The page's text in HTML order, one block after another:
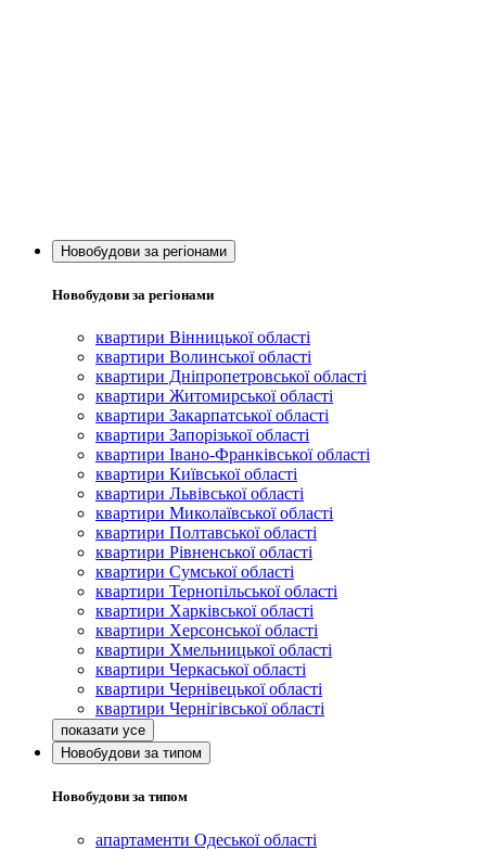
Новобудови за регіонами
Новобудови за регіонами
квартири Вінницької області
квартири Волинської області
квартири Дніпропетровської області
квартири Житомирської області
квартири Закарпатської області
квартири Запорізької області
квартири Івано-Франківської області
квартири Київської області
квартири Львівської області
квартири Миколаївської області
квартири Полтавської області
квартири Рівненської області
квартири Сумської області
квартири Тернопільської області
квартири Харківської області
квартири Херсонської області
квартири Хмельницької області
квартири Черкаської області
квартири Чернівецької області
квартири Чернігівської області
Новобудови за типом
Новобудови за типом
апартаменти Одеської області